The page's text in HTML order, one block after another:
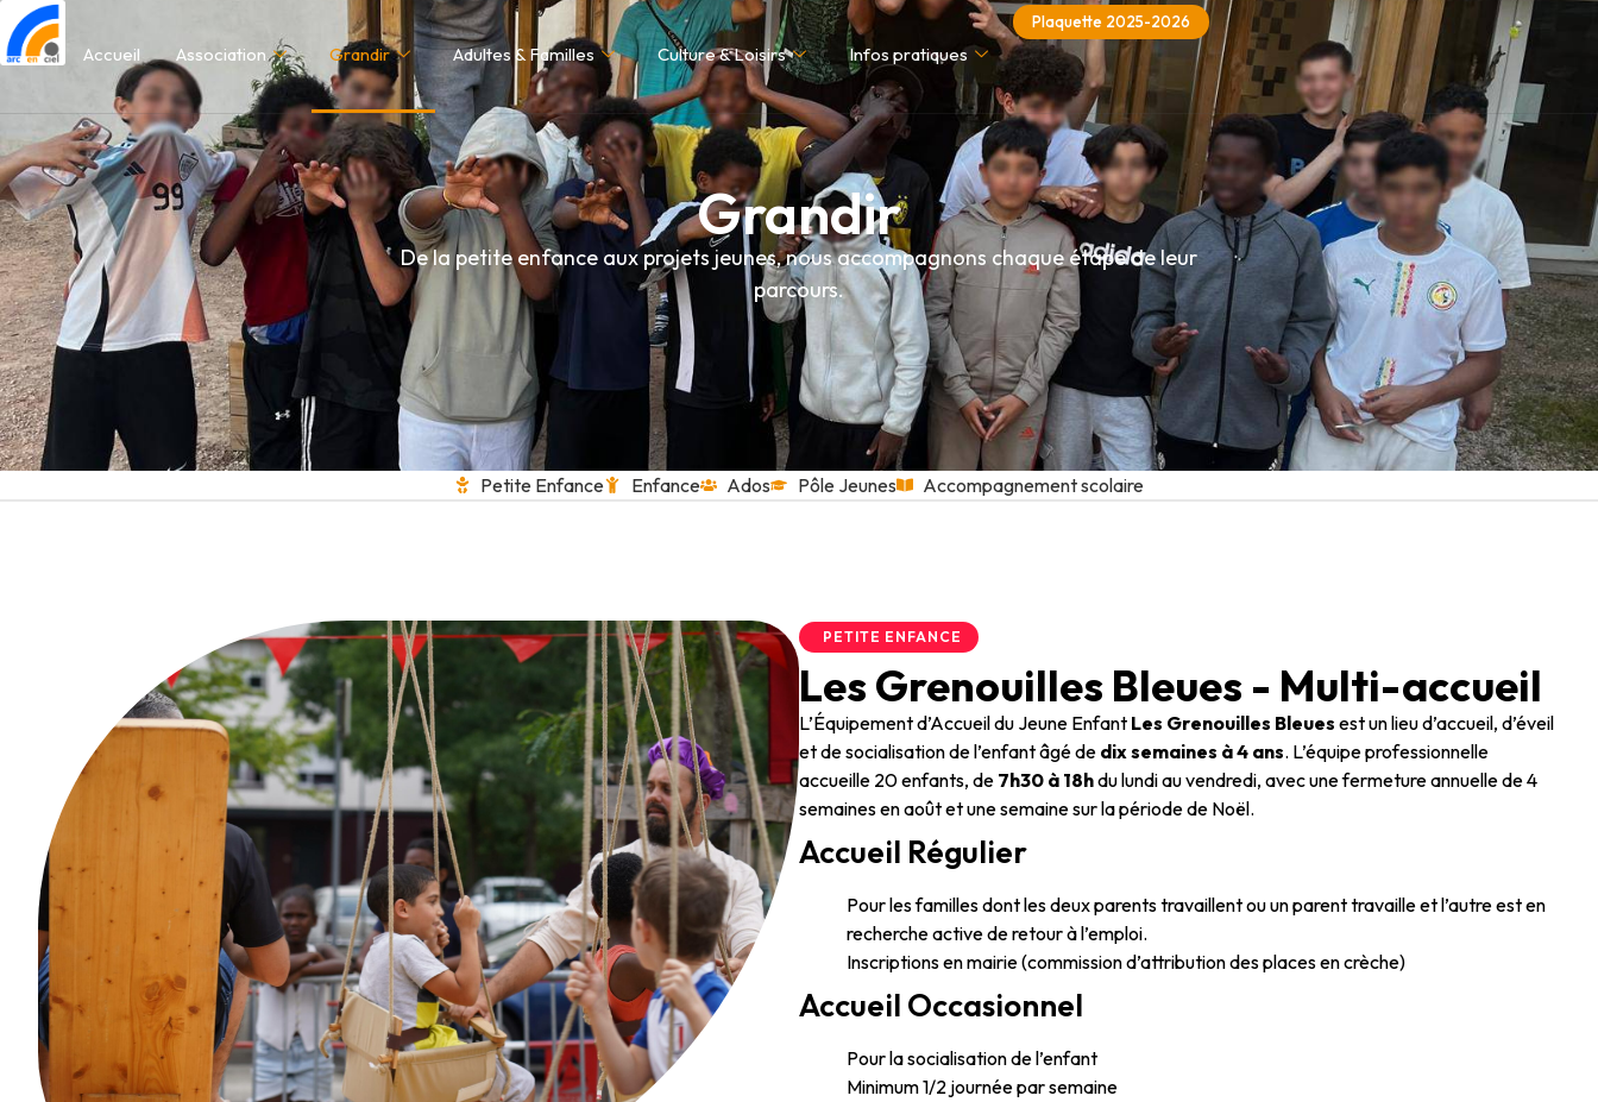
Accueil Association Grandir Adultes & Familles Culture & Loisirs Infos pratiques
Plaquette 2025-2026
Grandir
De la petite enfance aux projets jeunes, nous accompagnons chaque étape de leur
parcours.
Petite Enfance Enfance Ados Pôle Jeunes Accompagnement scolaire
PETITE ENFANCE
Les Grenouilles Bleues - Multi-accueil
L’Équipement d’Accueil du Jeune Enfant Les Grenouilles Bleues est un lieu d’accueil, d’éveil
et de socialisation de l’enfant âgé de dix semaines à 4 ans. L’équipe professionnelle
accueille 20 enfants, de 7h30 à 18hdu lundi au vendredi, avec une fermeture annuelle de 4
semaines en août et une semaine sur la période de Noël.
Accueil Régulier
Pour les familles dont les deux parents travaillent ou un parent travaille et l’autre est en
recherche active de retour à l’emploi.
Inscriptions en mairie (commission d’attribution des places en crèche)
Accueil Occasionnel
Pour la socialisation de l’enfant
Minimum 1/2 journée par semaine